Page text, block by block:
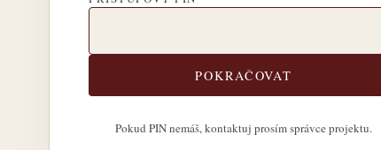
POKRAČOVAT
Pokud PIN nemáš, kontaktuj prosím správce projektu.